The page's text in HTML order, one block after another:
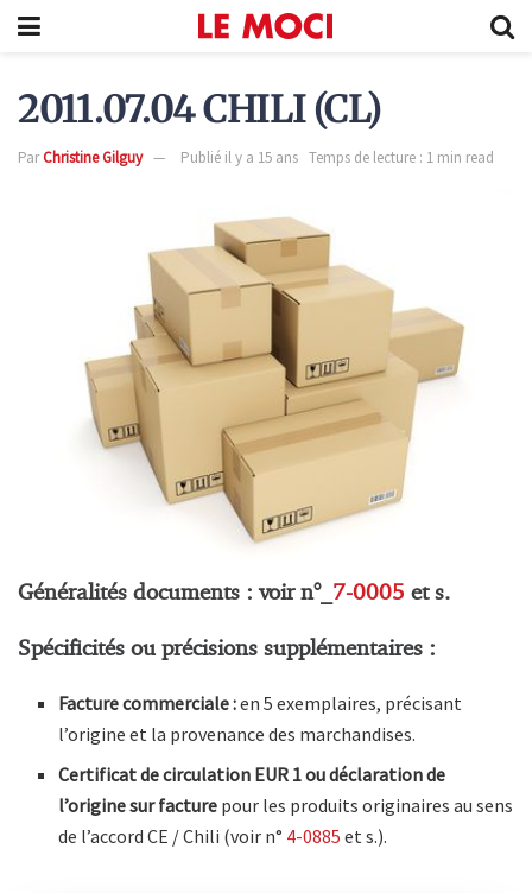
2011.07.04 CHILI (CL)
ParChristine Gilguy Publié il y a 15 ans Temps de lecture : 1 min read
Généralités documents : voir n°_ 7-0005 et s.
Spécificités ou précisions supplémentaires :
Facture commerciale :en 5 exemplaires, précisant
l’origine et la provenance des marchandises.
Certificat de circulation EUR 1 ou déclaration de
l’origine sur facture pour les produits originaires au sens
de l’accord CE / Chili (voir n° 4-0885 et s.).